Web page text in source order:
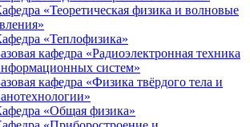
«Теоретическая физика и волновые
«Теплофизика»
кафедра «Радиоэлектронная техника
систем»
кафедра «Физика твёрдого тела и
«Общая физика»